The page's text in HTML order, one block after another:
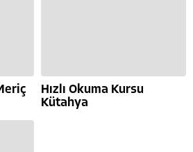
Hızlı Okuma Kursu
Kütahya